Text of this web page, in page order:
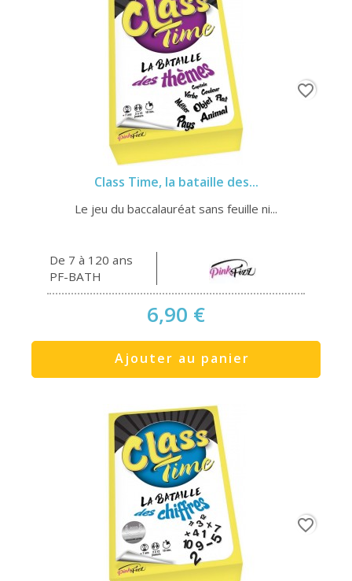
Class Time, la bataille des...
Le jeu du baccalauréat sans feuille ni...
De 7 à 120 ans
PF-BATH
6,90 €
Ajouter au panier
favorite_border
favorite_border